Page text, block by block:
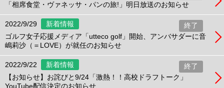
「相席食堂・ヴァネッサ・パンの旅!」明日放送のお知らせ
2022/9/29 新着情報
終了
ゴルフ女子応援メディア「utteco golf」開始、アンバサダーに音
嶋莉沙（＝LOVE）が就任のお知らせ
2022/9/22 新着情報
終了
【お知らせ】お詫びと9/24「激熱！！高校ドラフトーク」
YouTube配信決定のお知らせ